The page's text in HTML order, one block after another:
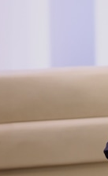
お客様の声